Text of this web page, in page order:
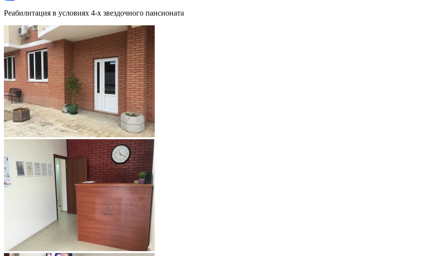
Реабилитация в условиях 4-х звездочного пансионата